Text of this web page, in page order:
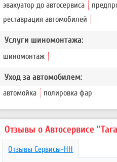
эвакуатор до автосервиса
реставрация автомобилей
Услуги шиномонтажа:
шиномонтаж
Уход за автомобилем:
автомойка полировка фар
Отзывы о Автосервисе
Отзывы Сервисы-НН